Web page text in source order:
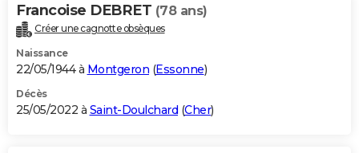
Francoise DEBRET (78 ans)
Créer une cagnotte obsèques
Naissance
22/05/1944 à Montgeron (Essonne)
Décès
25/05/2022 à Saint-Doulchard (Cher)